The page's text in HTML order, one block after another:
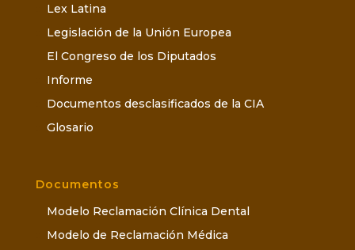
Lex Latina
Legislación de la Unión Europea
El Congreso de los Diputados
Informe
Documentos desclasificados de la CIA
Glosario
Documentos
Modelo Reclamación Clínica Dental
Modelo de Reclamación Médica